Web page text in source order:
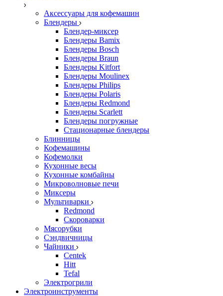
Аксессуары для кофемашин
Блендеры
Блендер-миксер
Блендеры Bamix
Блендеры Bosch
Блендеры Braun
Блендеры Kitfort
Блендеры Moulinex
Блендеры Philips
Блендеры Polaris
Блендеры Redmond
Блендеры Scarlett
Блендеры погружные
Стационарные блендеры
Блинницы
Кофемашины
Кофемолки
Кухонные весы
Кухонные комбайны
Микроволновые печи
Миксеры
Мультиварки
Redmond
Скороварки
Мясорубки
Сэндвичницы
Чайники
Centek
Hitt
Tefal
Электрогрили
Электроинструменты